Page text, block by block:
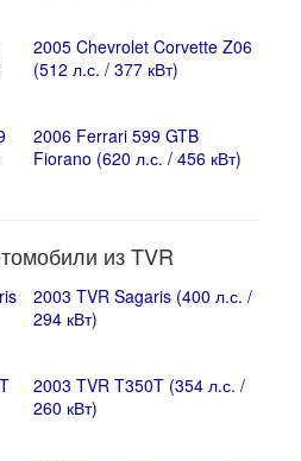
2005 Chevrolet Corvette Z06
(512 л.с. / 377 кВт)
2006 Ferrari 599 GTB
Fiorano (620 л.с. / 456 кВт)
из TVR
2003 TVR Sagaris (400 л.с. /
294 кВт)
2003 TVR T350T (354 л.с. /
260 кВт)